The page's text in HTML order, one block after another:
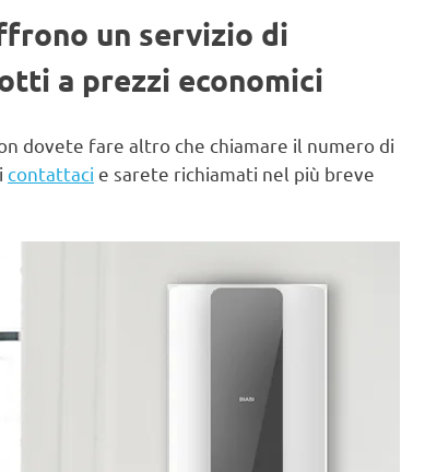
un servizio di
a prezzi economici
dovete fare altro che chiamare il numero di
contattaci e sarete richiamati nel più breve